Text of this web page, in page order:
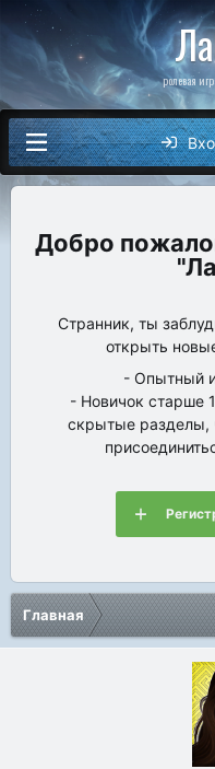
ролевая
Странник, ты
открыть
- Опытный
- Новичок старше
скрытые разделы,
Главная